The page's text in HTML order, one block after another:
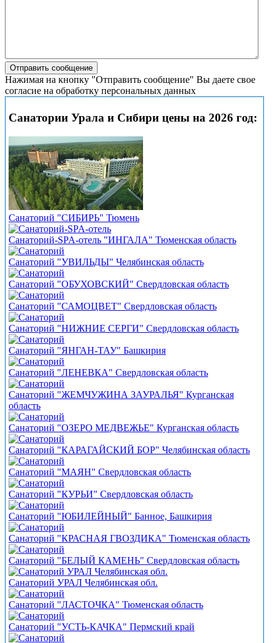
Нажимая на кнопку "Отправить сообщение" Вы даете свое
согласие на обработку персональных данных
Санатории Урала и Сибири цены на 2026 год:
Санаторий "СИБИРЬ" Тюмень
Санаторий-SPA-отель "ИНГАЛА" Тюменская область
Санаторий "УВИЛЬДЫ" Челябинская область
Санаторий "ОБУХОВСКИЙ" Свердловская область
Санаторий "САМОЦВЕТ" Свердловская область
Санаторий "НИЖНИЕ СЕРГИ" Свердловская область
Санаторий "ЯНГАН-ТАУ" Башкирия
Санаторий "ЛЕНЕВКА" Свердловская область
Санаторий "ЖЕМЧУЖИНА ЗАУРАЛЬЯ" Курганская
область
Санаторий "ОЗЕРО МЕДВЕЖЬЕ" Курганская область
Санаторий "КАРАГАЙСКИЙ БОР" Челябинская область
Санаторий "МАЯН" Свердловская область
Санаторий "КУРЬИ" Свердловская область
Санаторий "ЮБИЛЕЙНЫЙ" Банное, Башкирия
Санаторий "КРАСНАЯ ГВОЗДИКА" Тюменская область
Санаторий "БЕЛЫЙ КАМЕНЬ" Свердловская область
Санаторий УРАЛ Челябинская обл.
Санаторий "ЛАСТОЧКА" Тюменская область
Санаторий "УСТЬ-КАЧКА" Пермский край